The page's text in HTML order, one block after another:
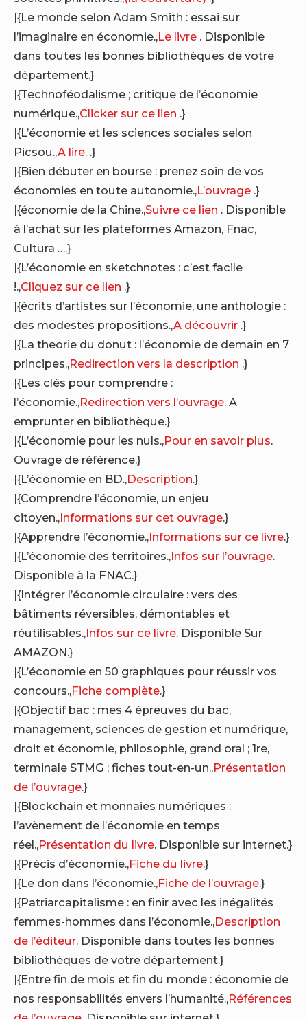
|{Le monde selon Adam Smith : essai sur
l’imaginaire en économie.,Le livre . Disponible
dans toutes les bonnes bibliothèques de votre
département.}
|{Technoféodalisme ; critique de l’économie
numérique.,Clicker sur ce lien .}
|{L’économie et les sciences sociales selon
Picsou.,A lire. .}
|{Bien débuter en bourse : prenez soin de vos
économies en toute autonomie.,L’ouvrage .}
|{économie de la Chine.,Suivre ce lien . Disponible
à l’achat sur les plateformes Amazon, Fnac,
Cultura ….}
|{L’économie en sketchnotes : c’est facile
!.,Cliquez sur ce lien .}
|{écrits d’artistes sur l’économie, une anthologie :
des modestes propositions.,A découvrir .}
|{La theorie du donut : l’économie de demain en 7
principes.,Redirection vers la description .}
|{Les clés pour comprendre :
l’économie.,Redirection vers l’ouvrage. A
emprunter en bibliothèque.}
|{L’économie pour les nuls.,Pour en savoir plus.
Ouvrage de référence.}
|{L’économie en BD.,Description.}
|{Comprendre l’économie, un enjeu
citoyen.,Informations sur cet ouvrage.}
|{Apprendre l’économie.,Informations sur ce livre.}
|{L’économie des territoires.,Infos sur l’ouvrage.
Disponible à la FNAC.}
|{Intégrer l’économie circulaire : vers des
bâtiments réversibles, démontables et
réutilisables.,Infos sur ce livre. Disponible Sur
AMAZON.}
|{L’économie en 50 graphiques pour réussir vos
concours.,Fiche complète.}
|{Objectif bac : mes 4 épreuves du bac,
management, sciences de gestion et numérique,
droit et économie, philosophie, grand oral ; 1re,
terminale STMG ; fiches tout-en-un.,Présentation
de l’ouvrage.}
|{Blockchain et monnaies numériques :
l’avènement de l’économie en temps
réel.,Présentation du livre. Disponible sur internet.}
|{Précis d’économie.,Fiche du livre.}
|{Le don dans l’économie.,Fiche de l’ouvrage.}
|{Patriarcapitalisme : en finir avec les inégalités
femmes-hommes dans l’économie.,Description
de l’éditeur. Disponible dans toutes les bonnes
bibliothèques de votre département.}
|{Entre fin de mois et fin du monde : économie de
nos responsabilités envers l’humanité.,Références